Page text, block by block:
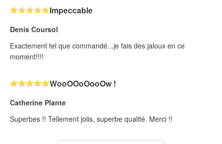
Impeccable
Denis Coursol
Exactement tel que commandé...je fais des jaloux en ce
moment!!!!
WooOOoOooOw !
Catherine Plante
Superbes !! Tellement jolis, superbe qualité. Merci !!